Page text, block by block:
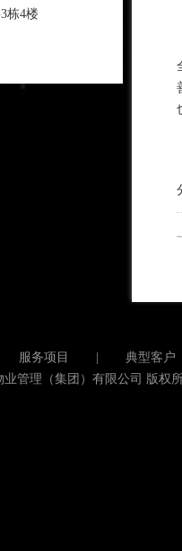
栋4楼
服务项目 典型客户
理（集团）有限公司 版权